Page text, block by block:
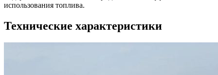
использования топлива.
Технические характеристики